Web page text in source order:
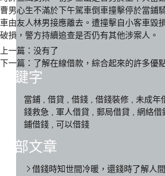
曹男心生不滿於下午駕車倒車撞擊停於當鋪
車由友人林男接應離去。遭撞擊自小客車毀
破損，警方持續追查是否仍有其他涉案人。
上一篇：没有了
下一篇： 了解在線借款，綜合起來的許多優
關鍵字
當鋪 借貸 借錢 借錢裝修 未成年
錢救急
軍人借貸 郵局借貸 網絡借
鋪借錢
可以借錢
全部文章
借錢時知世間冷暖，還錢時了解人